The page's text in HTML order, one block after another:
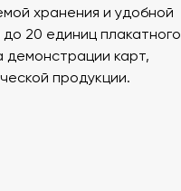
хранения и удобной
20 единиц плакатного
карт,
продукции.